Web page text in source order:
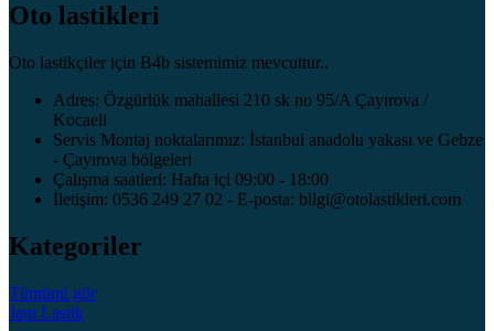
Oto lastikleri
Oto lastikçiler için B4b sistemimiz mevcuttur..
Adres: Özgürlük mahallesi 210 sk no 95/A Çayırova /
Kocaeli
Servis Montaj noktalarımız: İstanbul anadolu yakası ve Gebze
- Çayırova bölgeleri
Çalışma saatleri: Hafta içi 09:00 - 18:00
İletişim: 0536 249 27 02 - E-posta: bilgi@otolastikleri.com
Kategoriler
Tümünü gör
Jant Lastik